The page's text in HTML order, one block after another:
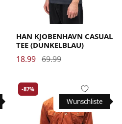
Medium X-Large
HAN KJOBENHAVN CASUAL
TEE (DUNKELBLAU)
18.99 69.99
Wunschliste
-87%